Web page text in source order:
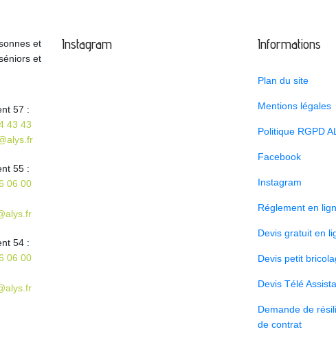
et
et
57 :
43 43
55 :
06 00
54 :
06 00
Instagram Informations
Plan du site
Mentions légales
Politique RGPD
Facebook
Instagram
Réglement en
Devis gratuit en
Devis petit
Devis Télé
Demande de
de contrat